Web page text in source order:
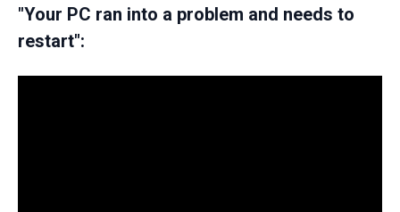
"Your PC ran into a problem and needs to
restart":